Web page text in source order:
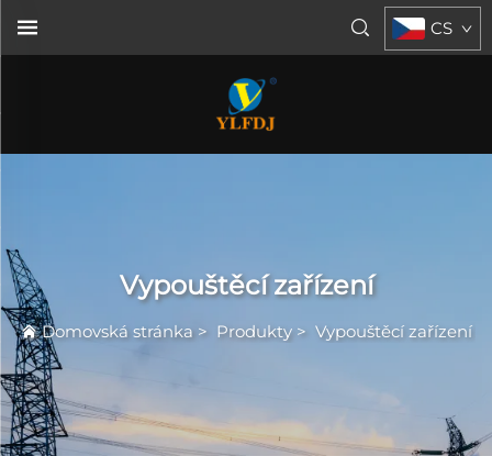
CS
Vypouštěcí zařízení
Domovská stránka> Produkty> Vypouštěcí zařízení